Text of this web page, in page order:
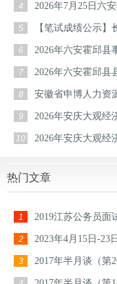
4 2026年7月25日六
5 【笔试成绩公示】
6 2026年六安霍邱县
7 2026年六安霍邱县
8 安徽省申博人力资
9 2026年安庆大观经
10 2026年安庆大观经
热门文章
1 2019江苏公务员面
2 2023年4月15日-23
3 2017年半月谈（第